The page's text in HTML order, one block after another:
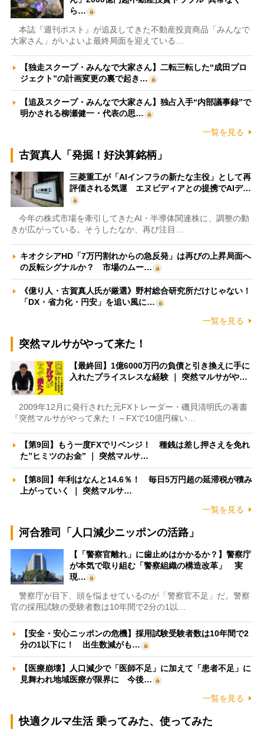
ら…
本誌『週刊ポスト』が追及してきた不動産投資商品「みんなで
大家さん」がいよいよ最終局面を迎えている…
【独走スクープ・みんなで大家さん】二転三転した“成田プロ
ジェクト”の計画変更の裏で起き…
【追及スクープ・みんなで大家さん】独占入手“内部議事録”で
明かされる柳瀬健一・代表の思…
一覧を見る
古賀真人「発掘！好決算銘柄」
三菱重工が「AIインフラの新たな主役」として再
評価される気運 エヌビディアとの提携でAIデ…
今年の株式市場を牽引してきたAI・半導体関連株に、調整の動
きが広がっている。そうしたなか、再び注目…
キオクシアHD「7万円割れからの急反発」は再びの上昇局面へ
の反転シグナルか？ 市場のムー…
《億り人・古賀真人氏が厳選》野村総合研究所だけじゃない！
「DX・省力化・円安」を追い風に…
一覧を見る
突然マルサがやって来た！
【最終回】1億6000万円の負債と引き換えに手に
入れたプライスレスな経験 ｜ 突然マルサがや…
2009年12月に発行された元FXトレーダー・磯貝清明氏の著書
『突然マルサがやって来た！～FXで10億円稼い…
【第9回】もう一度FXでリベンジ！ 種銭は差し押さえを免れ
た”ヒミツのお金” ｜ 突然マルサ…
【第8回】年利はなんと14.6％！ 毎日5万円超の延滞税が積み
上がっていく ｜ 突然マルサ…
一覧を見る
河合雅司「人口減少ニッポンの活路」
【「警察官離れ」に歯止めはかかるか？】警察庁
が本気で取り組む「警察組織の構造改革」 実
現…
警察庁が目下、頭を悩ませているのが「警察官不足」だ。警察
官の採用試験の受験者数は10年間で2分の1以…
【安全・安心ニッポンの危機】採用試験受験者数は10年間で2
分の1以下に！ 出生数減がも…
【医療崩壊】人口減少で「医師不足」に加えて「患者不足」に
見舞われ地域医療が限界に 今後…
一覧を見る
快適クルマ生活 乗ってみた、使ってみた